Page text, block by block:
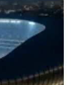
cortes para
las
palabras
se
papel sobre
de guirnalda